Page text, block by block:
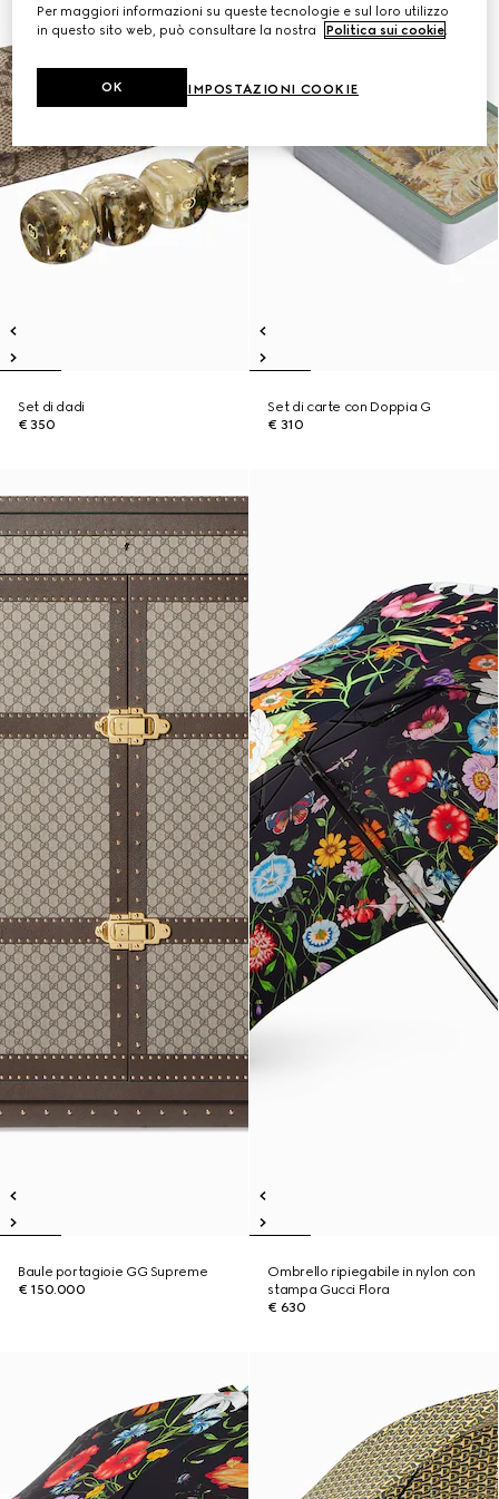
Set di dadi
€ 350
Set di carte con Doppia G
€ 310
Baule portagioie GG Supreme
€ 150.000
Ombrello ripiegabile in nylon con
stampa Gucci Flora
€ 630
Per maggiori informazioni su queste tecnologie e sul loro utilizzo
in questo sito web, può consultare la nostra
Politica sui cookie.
IMPOSTAZIONI COOKIE
OK